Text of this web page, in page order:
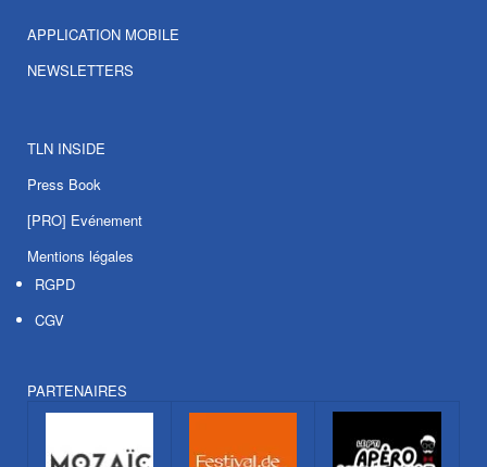
APPLICATION MOBILE
NEWSLETTERS
TLN INSIDE
Press Book
[PRO] Evénement
Mentions légales
RGPD
CGV
PARTENAIRES